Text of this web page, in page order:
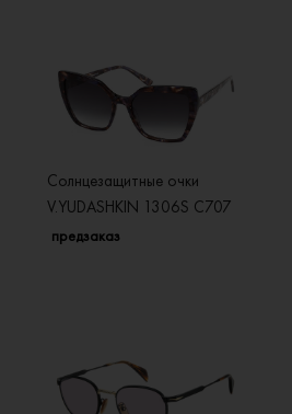
Солнцезащитные очки
V.YUDASHKIN 1306S C707
предзаказ